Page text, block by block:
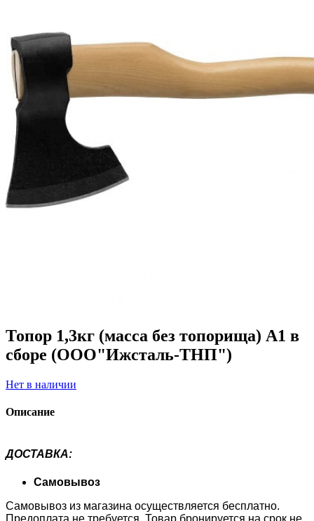
Топор 1,3кг (масса без топорища) А1 в
сборе (ООО"Ижсталь-ТНП")
Нет в наличии
Описание
ДОСТАВКА:
Самовывоз
Самовывоз из магазина осуществляется бесплатно.
Предоплата не требуется. Товар бронируется на срок не